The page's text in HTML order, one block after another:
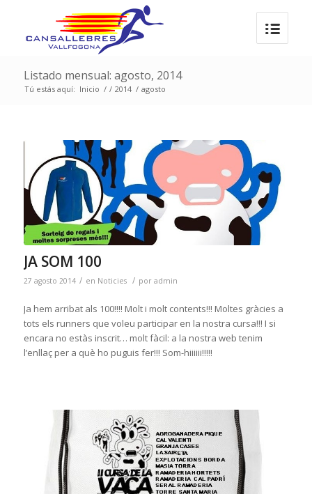
Listado mensual: agosto, 2014
Tú estás aquí: Inicio / / 2014 / agosto
JA SOM 100
27 agosto 2014 / en Noticies / por admin
Ja hem arribat als 100!!!! Molt i molt contents!!! Moltes gràcies a
tots els runners que voleu participar en la nostra cursa!!! I si
encara no estàs inscrit… molt fàcil: a la nostra web tenim
l’enllaç per a què ho puguis fer!!! Som-hiiiiii!!!!!